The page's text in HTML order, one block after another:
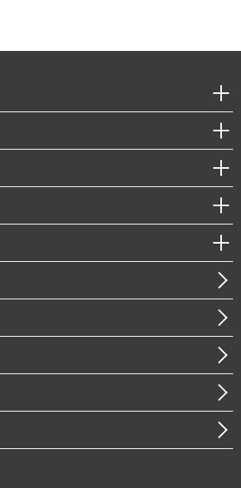
・コンプライアンス）・防災（政策）
スポーツ・スマートシティ
料システム
連）